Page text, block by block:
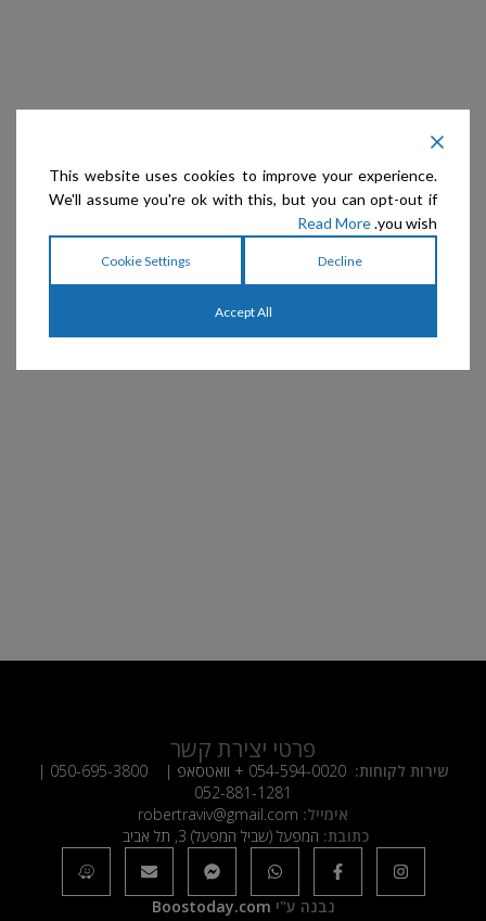
פרטי יצירת קשר
שירות לקוחות: 054-594-0020 + וואטסאפ | 050-695-3800
|
052-881-1281
אימייל: robertraviv@gmail.com
כתובת: המפעל (שביל המפעל) 3, תל אביב
נבנה ע"י Boostoday.com
This website uses cookies to improve your experience.
We'll assume you're ok with this, but you can opt-out if
you wish.
Read More
Decline
Cookie Settings
Accept All